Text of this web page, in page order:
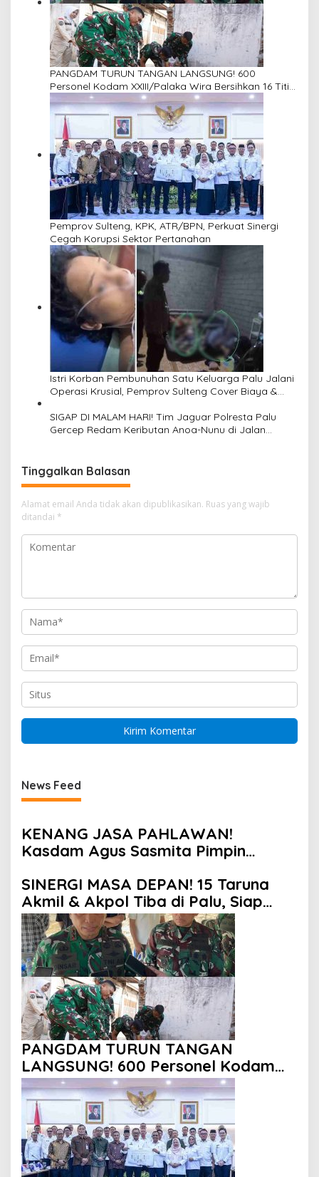
PANGDAM TURUN TANGAN LANGSUNG! 600
Personel Kodam XXIII/Palaka Wira Bersihkan 16 Titik
di Palu, Sambut HUT Pertama dengan Aksi Nyata
Pemprov Sulteng, KPK, ATR/BPN, Perkuat Sinergi
Cegah Korupsi Sektor Pertanahan
Istri Korban Pembunuhan Satu Keluarga Palu Jalani
Operasi Krusial, Pemprov Sulteng Cover Biaya &
SIGAP DI MALAM HARI! Tim Jaguar Polresta Palu
Gercep Redam Keributan Anoa-Nunu di Jalan
Tinggalkan Balasan
Alamat email Anda tidak akan dipublikasikan. Ruas yang wajib
ditandai *
News Feed
KENANG JASA PAHLAWAN!
Kasdam Agus Sasmita Pimpin
Peringati HUT Ke-1 Kodam
XXIII/Palaka Wira
SINERGI MASA DEPAN! 15 Taruna
Akmil & Akpol Tiba di Palu, Siap
Jalankan Program “Taruna Bakti” di
Bumi Tadulako Sulteng
PANGDAM TURUN TANGAN
LANGSUNG! 600 Personel Kodam
XXIII/Palaka Wira Bersihkan 16 Titik
di Palu, Sambut HUT Pertama
dengan Aksi Nyata